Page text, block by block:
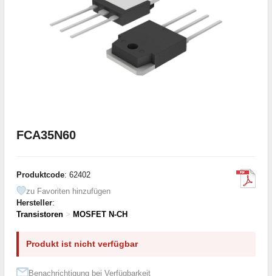
FCA35N60
Produktcode: 62402
zu Favoriten hinzufügen
Hersteller:
Transistoren > MOSFET N-CH
Produkt ist nicht verfügbar
Benachrichtigung bei Verfügbarkeit